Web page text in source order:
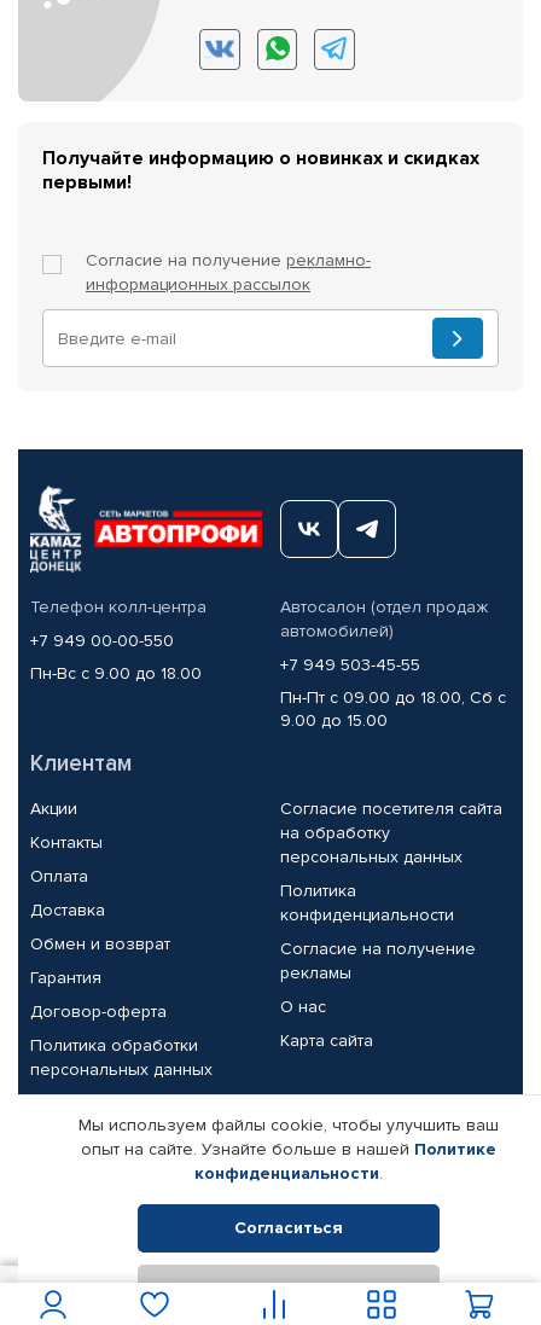
Получайте информацию о новинках и скидках
первыми!
Согласие на получение рекламно-
информационных рассылок
Телефон колл-центра
+7 949 00-00-550
Пн-Вс с 9.00 до 18.00
Автосалон (отдел продаж
автомобилей)
+7 949 503-45-55
Пн-Пт с 09.00 до 18.00, Сб с
9.00 до 15.00
Клиентам
Акции
Контакты
Оплата
Доставка
Обмен и возврат
Гарантия
Договор-оферта
Политика обработки
персональных данных
Согласие посетителя сайта
на обработку
персональных данных
Политика
конфиденциальности
Согласие на получение
рекламы
О нас
Карта сайта
Партнерам
Корпоративным клиентам
Поставщикам
Реквизиты компании
© КАМАЗ ЦЕНТР ДОНЕЦК, 2015-2026. Все права защищены.
Интернет-магазин автомобильных товаров Автопрофи.
Мы используем файлы cookie, чтобы улучшить ваш
опыт на сайте. Узнайте больше в нашей Политике
конфиденциальности.
Согласиться
Отклонить
В корзину